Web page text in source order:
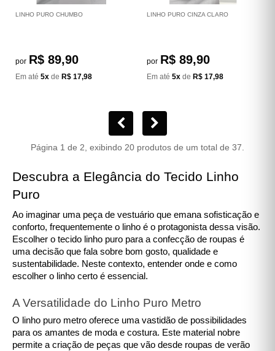
LINHO PURO CHUMBO
por R$ 89,90
Em até 5x de R$ 17,98
LINHO PURO CINZA CLARO
por R$ 89,90
Em até 5x de R$ 17,98
Página 1 de 2, exibindo 20 produtos de um total de 37.
Descubra a Elegância do Tecido Linho
Puro
Ao imaginar uma peça de vestuário que emana sofisticação e
conforto, frequentemente o linho é o protagonista dessa visão.
Escolher o tecido linho puro para a confecção de roupas é
uma decisão que fala sobre bom gosto, qualidade e
sustentabilidade. Neste contexto, entender onde e como
escolher o linho certo é essencial.
A Versatilidade do Linho Puro Metro
O linho puro metro oferece uma vastidão de possibilidades
para os amantes de moda e costura. Este material nobre
permite a criação de peças que vão desde roupas de verão